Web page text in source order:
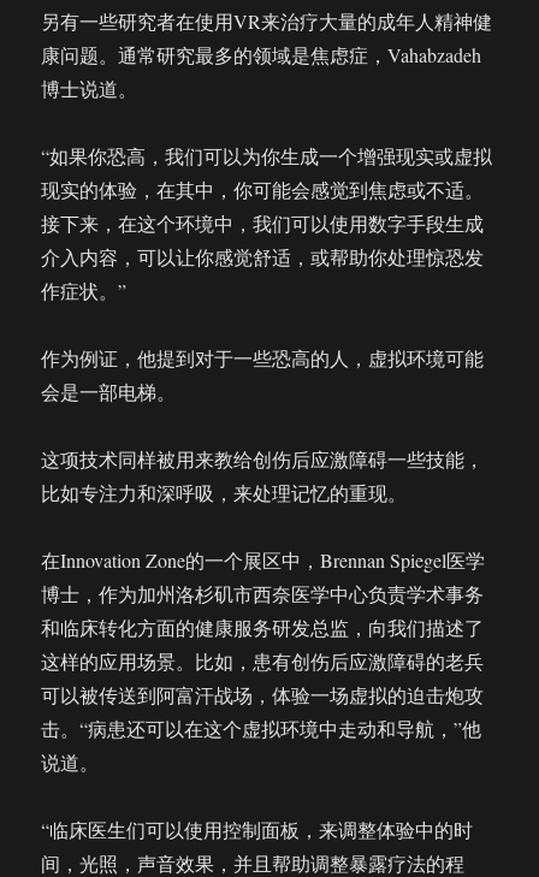
另有一些研究者在使用VR来治疗大量的成年人精神健
康问题。通常研究最多的领域是焦虑症，Vahabzadeh
博士说道。
“如果你恐高，我们可以为你生成一个增强现实或虚拟
现实的体验，在其中，你可能会感觉到焦虑或不适。
接下来，在这个环境中，我们可以使用数字手段生成
介入内容，可以让你感觉舒适，或帮助你处理惊恐发
作症状。”
作为例证，他提到对于一些恐高的人，虚拟环境可能
会是一部电梯。
这项技术同样被用来教给创伤后应激障碍一些技能，
比如专注力和深呼吸，来处理记忆的重现。
在Innovation Zone的一个展区中，Brennan Spiegel医学
博士，作为加州洛杉矶市西奈医学中心负责学术事务
和临床转化方面的健康服务研发总监，向我们描述了
这样的应用场景。比如，患有创伤后应激障碍的老兵
可以被传送到阿富汗战场，体验一场虚拟的迫击炮攻
击。“病患还可以在这个虚拟环境中走动和导航，”他
说道。
“临床医生们可以使用控制面板，来调整体验中的时
间，光照，声音效果，并且帮助调整暴露疗法的程